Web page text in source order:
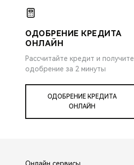
ОДОБРЕНИЕ КРЕДИТА
ОНЛАЙН
Рассчитайте кредит и получите
одобрение за 2 минуты
ОДОБРЕНИЕ КРЕДИТА
ОНЛАЙН
Онлайн сервисы